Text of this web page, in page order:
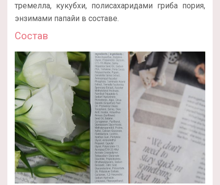
тремелла, кукубхи, полисахаридами гриба пория,
энзимами папайи в составе.
Состав